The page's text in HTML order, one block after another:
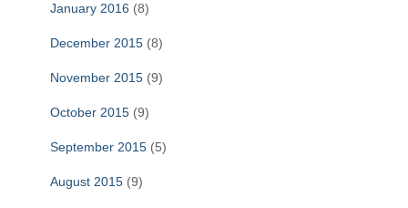
January 2016 (8)
December 2015 (8)
November 2015 (9)
October 2015 (9)
September 2015 (5)
August 2015 (9)